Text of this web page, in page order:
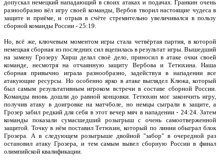
допускал немецкий нападающий в своих атаках и подачах. Гранкин очень
разнообразно вёл игру своей команды, Вербов творил настоящие чудеса в
защите и приёме, и отрыв в счёте стремительно увеличивался в пользу
сборной команды России - 25:19.
Но, всё же, ключевым моментом игры стала четвёртая партия, в которой
немецкая сборная из последних сил вцепилась в результат игры. Вышедший
на замену Грозеру Хирш делал своё дело, приносил в атаке очки своей
команде, несмотря на отчаянную защиту Вербова и Тетюхина. Наша
сборная привычно играла разнообразно, задействуя в нападении все
атакующие ресурсы. Но особенно ярко в атаке выглядел Клюка, который
был самым результативным игроком встречи в составе сборной России.
Команды вновь дошли до равной концовки. Тетюхин мог закончить игру,
получив атаку в доигровке на матчболе, но немцы сыграли в защите, а
Грозер забил редкий для себя в этот вечер мяч в нападении - 24:24. Затем
команды показали сумасшедший розыгрыш с очень самоотверженной
защитой. Точку в нём поставил Тетюхин, который по линии обыграл блок
Грозера. А в следующем розыгрыше двойной "забор" в очередной раз
остановил атаку Грозера, и тем самым вывел сборную России в финал
олимпийской квалификации.